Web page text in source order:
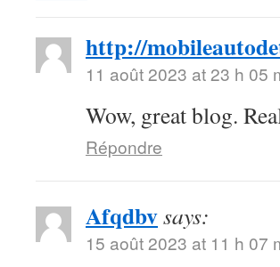
http://
11 août 2023 at 23 h 05
Wow, great blog.
Répondre
Afqdbvsays:
15 août 2023 at 11 h 07